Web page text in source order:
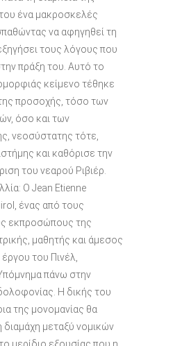
ένα μακροσκελές
να αφηγηθεί τη
τους λόγους που
πράξη του. Αυτό το
κείμενο τέθηκε
προσοχής, τόσο των
όσο και των
νεοσύστατης τότε,
και καθόρισε την
του νεαρού Ριβιέρ.
Ο Jean Etienne
ένας από τους
εκπροσώπους της
μαθητής και άμεσος
του Πινέλ,
πάνω στην
Η δικής του
της μονομανίας θα
μεταξύ νομικών